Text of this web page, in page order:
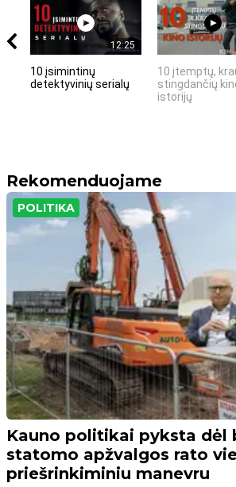
12:25
10 įsimintinų
detektyvinių serialų
10 įtemptų,
stingdančių
istorijų
Rekomenduojame
POLITIKA
Kauno politikai pyksta dėl
statomo apžvalgos rato
priešrinkiminiu manevru